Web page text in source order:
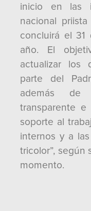
inicio en las
nacional
concluirá el
año. El
actualizar los
parte del
además de
transparente
soporte al
internos y a
tricolor”, según
momento.